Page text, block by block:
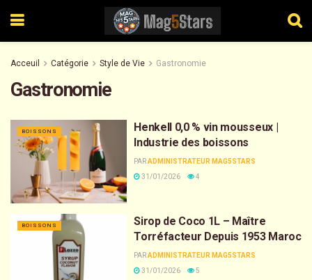
Acceuil Catégorie Style de Vie Gastronomie
Gastronomie
BOISSONS
Henkell 0,0 % vin mousseux |
Industrie des boissons
PARADMINISTRATEUR MAG5STARS
31/01/2026
4
BOISSONS
Sirop de Coco 1L – Maître
Torréfacteur Depuis 1953 Maroc
PARADMINISTRATEUR MAG5STARS
31/01/2026
5